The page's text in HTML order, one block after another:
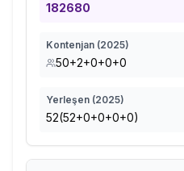
182680
Kontenjan (2025)
50+2+0+0+0
Yerleşen (2025)
52(52+0+0+0+0)